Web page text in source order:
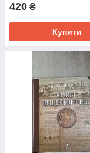
420 ₴
Купити